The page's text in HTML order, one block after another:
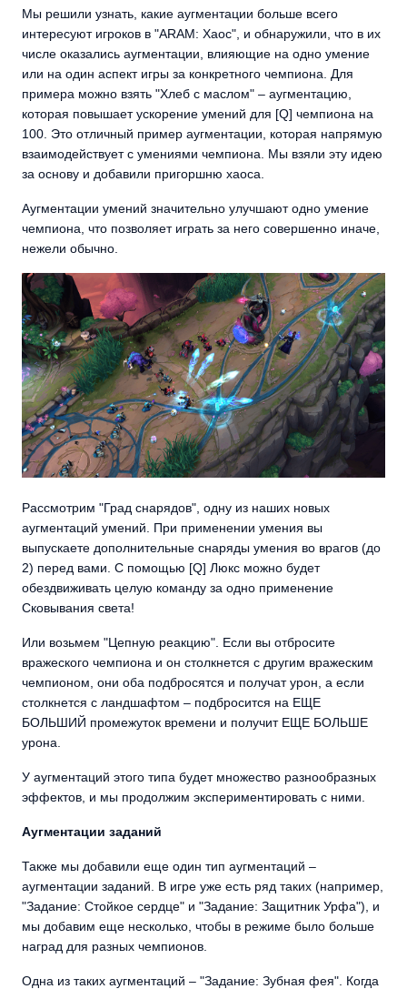
Мы решили узнать, какие аугментации больше всего
интересуют игроков в "ARAM: Хаос", и обнаружили, что в их
числе оказались аугментации, влияющие на одно умение
или на один аспект игры за конкретного чемпиона. Для
примера можно взять "Хлеб с маслом" – аугментацию,
которая повышает ускорение умений для [Q] чемпиона на
100. Это отличный пример аугментации, которая напрямую
взаимодействует с умениями чемпиона. Мы взяли эту идею
за основу и добавили пригоршню хаоса.
Аугментации умений значительно улучшают одно умение
чемпиона, что позволяет играть за него совершенно иначе,
нежели обычно.
Рассмотрим "Град снарядов", одну из наших новых
аугментаций умений. При применении умения вы
выпускаете дополнительные снаряды умения во врагов (до
2) перед вами. С помощью [Q] Люкс можно будет
обездвиживать целую команду за одно применение
Сковывания света!
Или возьмем "Цепную реакцию". Если вы отбросите
вражеского чемпиона и он столкнется с другим вражеским
чемпионом, они оба подбросятся и получат урон, а если
столкнется с ландшафтом – подбросится на ЕЩЕ
БОЛЬШИЙ промежуток времени и получит ЕЩЕ БОЛЬШЕ
урона.
У аугментаций этого типа будет множество разнообразных
эффектов, и мы продолжим экспериментировать с ними.
Аугментации заданий
Также мы добавили еще один тип аугментаций –
аугментации заданий. В игре уже есть ряд таких (например,
"Задание: Стойкое сердце" и "Задание: Защитник Урфа"), и
мы добавим еще несколько, чтобы в режиме было больше
наград для разных чемпионов.
Одна из таких аугментаций – "Задание: Зубная фея". Когда